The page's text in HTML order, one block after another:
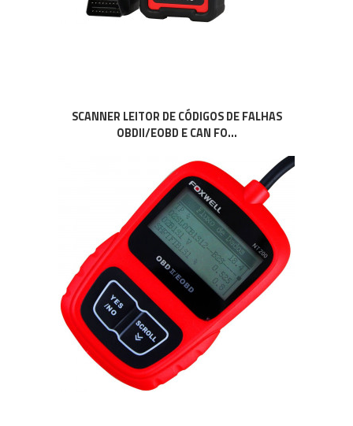
SCANNER LEITOR DE CÓDIGOS DE FALHAS
OBDII/EOBD E CAN FO...